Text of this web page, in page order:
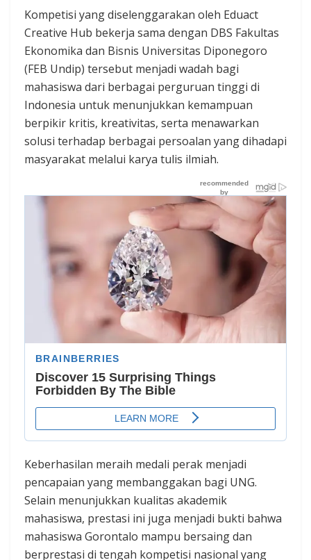
Kompetisi yang diselenggarakan oleh Eduact
Creative Hub bekerja sama dengan DBS Fakultas
Ekonomika dan Bisnis Universitas Diponegoro
(FEB Undip) tersebut menjadi wadah bagi
mahasiswa dari berbagai perguruan tinggi di
Indonesia untuk menunjukkan kemampuan
berpikir kritis, kreativitas, serta menawarkan
solusi terhadap berbagai persoalan yang dihadapi
masyarakat melalui karya tulis ilmiah.
Keberhasilan meraih medali perak menjadi
pencapaian yang membanggakan bagi UNG.
Selain menunjukkan kualitas akademik
mahasiswa, prestasi ini juga menjadi bukti bahwa
mahasiswa Gorontalo mampu bersaing dan
berprestasi di tengah kompetisi nasional yang